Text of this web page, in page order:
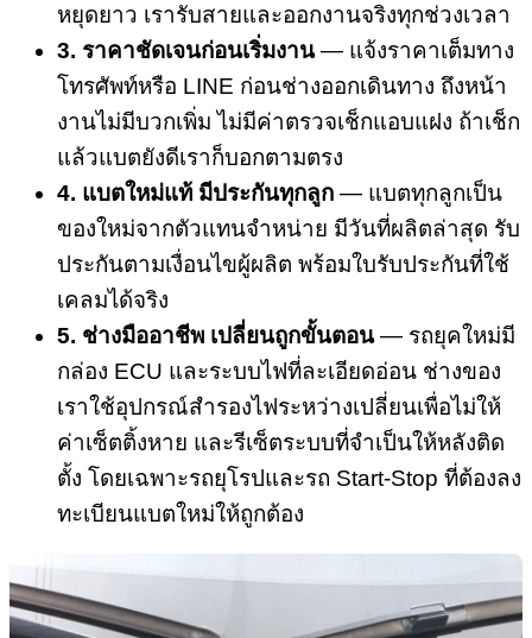
หยุดยาว เรารับสายและออกงานจริงทุกช่วงเวลา
3. ราคาชัดเจนก่อนเริ่มงาน— แจ้งราคาเต็มทาง
โทรศัพท์หรือ LINE ก่อนช่างออกเดินทาง ถึงหน้า
งานไม่มีบวกเพิ่ม ไม่มีค่าตรวจเช็กแอบแฝง ถ้าเช็ก
แล้วแบตยังดีเราก็บอกตามตรง
4. แบตใหม่แท้ มีประกันทุกลูก — แบตทุกลูกเป็น
ของใหม่จากตัวแทนจำหน่าย มีวันที่ผลิตล่าสุด รับ
ประกันตามเงื่อนไขผู้ผลิต พร้อมใบรับประกันที่ใช้
เคลมได้จริง
5. ช่างมืออาชีพ เปลี่ยนถูกขั้นตอน— รถยุคใหม่มี
กล่อง ECU และระบบไฟที่ละเอียดอ่อน ช่างของ
เราใช้อุปกรณ์สำรองไฟระหว่างเปลี่ยนเพื่อไม่ให้
ค่าเซ็ตติ้งหาย และรีเซ็ตระบบที่จำเป็นให้หลังติด
ตั้ง โดยเฉพาะรถยุโรปและรถ Start-Stop ที่ต้องลง
ทะเบียนแบตใหม่ให้ถูกต้อง